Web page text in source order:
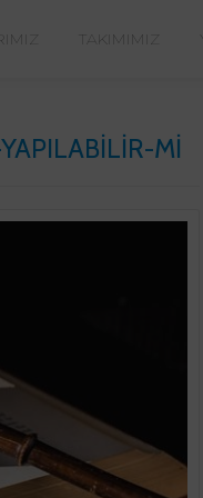
TAKIMIMIZ
MI